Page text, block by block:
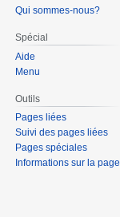
Qui sommes-nous?
Spécial
Aide
Menu
Outils
Pages liées
Suivi des pages liées
Pages spéciales
Informations sur la page